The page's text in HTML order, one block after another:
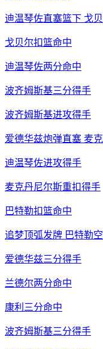
迪温琴佐直塞篮下 戈
戈贝尔扣篮命中
迪温琴佐两分命中
波齐姆斯基三分得手
波齐姆斯基进攻得手
爱德华兹炮弹直塞 麦
迪温琴佐进攻得手
麦克丹尼尔斯重扣得手
巴特勒扣篮命中
追梦顶弧发牌 巴特勒
爱德华兹三分得手
兰德尔两分命中
康利三分命中
波齐姆斯基三分得手